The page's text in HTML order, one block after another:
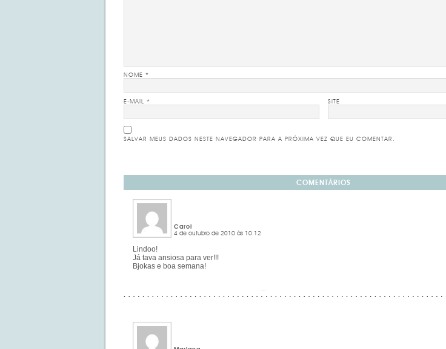
NOME *
E-MAIL * SITE
SALVAR MEUS DADOS NESTE NAVEGADOR PARA A PRÓXIMA VEZ QUE EU COMENTAR.
COMENTÁRIOS
Carol
4 de outubro de 2010 às 10:12
Lindoo!
Já tava ansiosa para ver!!!
Bjokas e boa semana!